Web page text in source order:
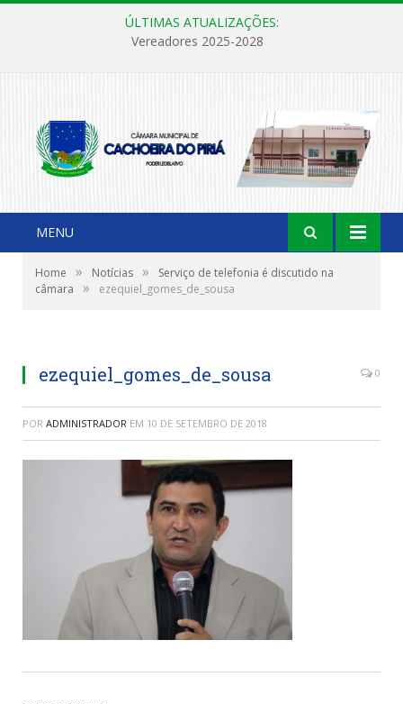
ÚLTIMAS ATUALIZAÇÕES:
Vereadores 2025-2028
MENU
Home » Notícias »
Serviço de telefonia é discutido na
câmara
» ezequiel_gomes_de_sousa
ezequiel_gomes_de_sousa 0
POR ADMINISTRADOR EM 10 DE SETEMBRO DE 2018